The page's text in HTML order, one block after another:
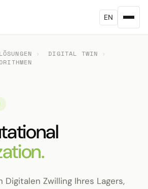
EN
LÖSUNGEN › DIGITAL TWIN
›
Digitalen Zwilling Ihres Lagers,